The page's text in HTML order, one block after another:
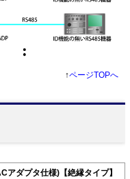
↑ページTOPへ
ダプタ仕様)【絶縁タイプ】